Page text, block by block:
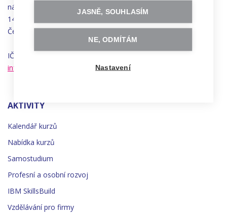
náměstí
Synků 1748/17
140 00 Praha 4 - Nusle
Česká republika
IČO 22834958 | DIČ CZ22834958
info@czechitas.cz
AKTIVITY
Kalendář kurzů
Nabídka kurzů
Samostudium
Profesní a osobní rozvoj
IBM SkillsBuild
Vzdělávání pro firmy
JASNĚ, SOUHLASÍM
NE, ODMÍTÁM
Nastavení